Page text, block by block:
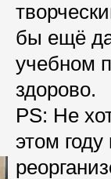
бы ещё
учебном
здорово.
РS: Не
этом